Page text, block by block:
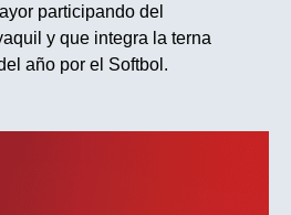
participando del
y que integra la terna
año por el Softbol.